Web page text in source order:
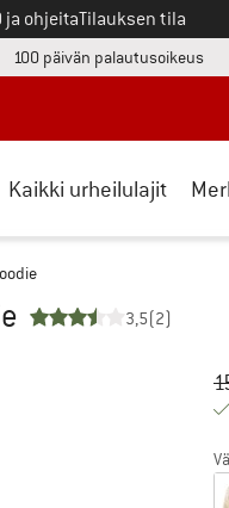
ja ohjeitaTilauksen tila
100 päivän palautusoikeus
Kaikki urheilulajit
3,5(2)